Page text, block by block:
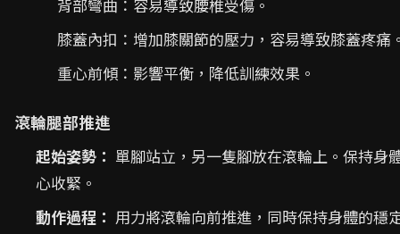
背部彎曲：容易導致腰椎受傷。
膝蓋內扣：增加膝關節的壓力，容易導致膝蓋疼痛
重心前傾：影響平衡，降低訓練效果。
滾輪腿部推進
起始姿勢： 單腳站立，另一隻腳放在滾輪上。保持身
心收緊。
動作過程： 用力將滾輪向前推進，同時保持身體的穩